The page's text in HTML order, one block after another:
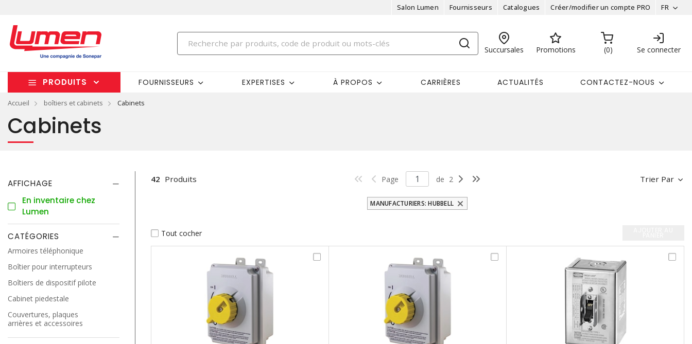
Salon Lumen Fournisseurs Catalogues Créer/modifier un compte PRO FR
Succursales Promotions 0 Se connecter
PRODUITS FOURNISSEURS EXPERTISES À PROPOS CARRIÈRES ACTUALITÉS CONTACTEZ-NOUS
Accueil boîtiers et cabinets Cabinets
Cabinets
AFFICHAGE
En inventaire chez
Lumen
CATÉGORIES
Armoires téléphonique
Boîtier pour interrupteurs
Boîtiers de dispositif pilote
Cabinet piedestale
Couvertures, plaques
arrières et accessoires
Trier Par
42 Produits Page de 2
MANUFACTURIERS: HUBBELL
Tout cocher